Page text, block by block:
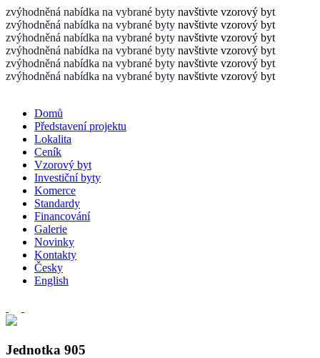
zvýhodněná nabídka na vybrané byty navštivte vzorový byt
zvýhodněná nabídka na vybrané byty navštivte vzorový byt
zvýhodněná nabídka na vybrané byty navštivte vzorový byt
zvýhodněná nabídka na vybrané byty navštivte vzorový byt
zvýhodněná nabídka na vybrané byty navštivte vzorový byt
zvýhodněná nabídka na vybrané byty navštivte vzorový byt
Domů
Představení projektu
Lokalita
Ceník
Vzorový byt
Investiční byty
Komerce
Standardy
Financování
Galerie
Novinky
Kontakty
Česky
English
Jednotka 905